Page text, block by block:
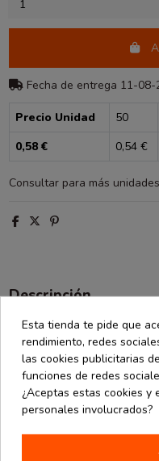
Fecha de entrega 11-08-
Precio Unidad 50
0,58 €
0,54 €
Consultar para más unidades
Descripción
Detalles de producto
Opiniones (0)
Bola de plástico rígido. Con
mitades que se unen. Esta
y transparente en la otra.
poder ponerle una cinta y
Esta tienda te pide que
rendimiento, redes
las cookies publicitarias
funciones de redes
¿Aceptas estas cookies y
personales involucrados?